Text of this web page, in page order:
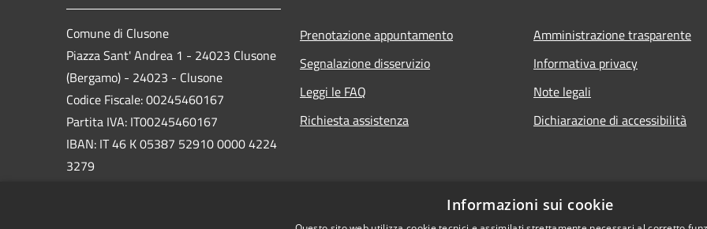
Comune di Clusone
Piazza Sant' Andrea 1 - 24023 Clusone
(Bergamo) - 24023 - Clusone
Codice Fiscale: 00245460167
Partita IVA: IT00245460167
IBAN: IT 46 K 05387 52910 0000 4224
3279
Prenotazione appuntamento
Segnalazione disservizio
Leggi le FAQ
Richiesta assistenza
Amministrazione trasparente
Informativa privacy
Note legali
Dichiarazione di accessibilità
Informazioni sui cookie